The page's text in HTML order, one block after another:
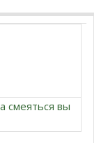
смеяться вы